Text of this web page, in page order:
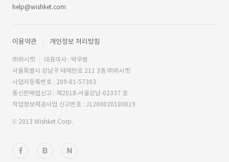
help@wishket.com
이용약관 개인정보 처리방침
㈜위시켓
대표이사 : 박우범
서울특별시 강남구 테헤란로 211 3층 ㈜위시켓
사업자등록번호 : 209-81-57303
통신판매업신고 : 제2018-서울강남-02337 호
직업정보제공사업 신고번호 : J1200020180019
© 2013 Wishket Corp.